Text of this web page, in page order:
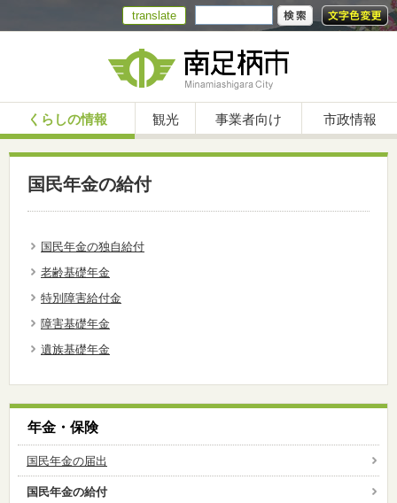
translate
くらしの情報 観光 事業者向け 市政情報
国民年金の給付
国民年金の独自給付
老齢基礎年金
特別障害給付金
障害基礎年金
遺族基礎年金
年金・保険
国民年金の届出
国民年金の給付